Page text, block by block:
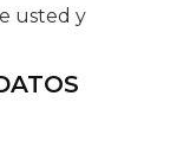
usted y